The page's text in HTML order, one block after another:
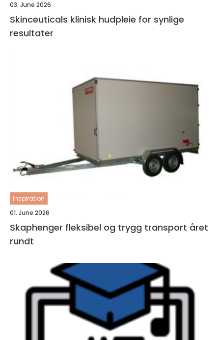
03. June 2026
Skinceuticals klinisk hudpleie for synlige
resultater
inspiration
01. June 2026
Skaphenger fleksibel og trygg transport året
rundt